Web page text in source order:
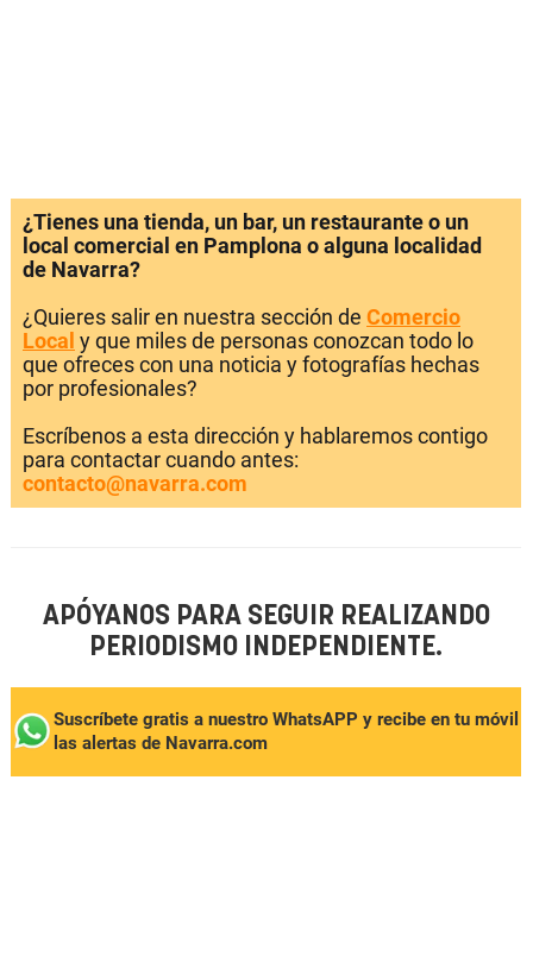
¿Tienes una tienda, un bar, un restaurante o un
local comercial en Pamplona o alguna localidad
de Navarra?
¿Quieres salir en nuestra sección de Comercio
Local y que miles de personas conozcan todo lo
que ofreces con una noticia y fotografías hechas
por profesionales?
Escríbenos a esta dirección y hablaremos contigo
para contactar cuando antes:
contacto@navarra.com
APÓYANOS PARA SEGUIR REALIZANDO
PERIODISMO INDEPENDIENTE.
Suscríbete gratis a nuestro WhatsAPP y recibe en tu móvil
las alertas de Navarra.com